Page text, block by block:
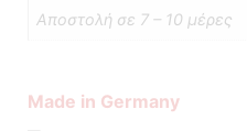
Αποστολή σε 7 – 10 μέρες
Made in Germany